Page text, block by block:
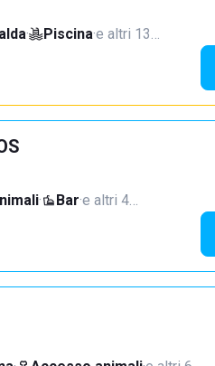
· Piscina·e altri 13…
· Bar·e altri 4…